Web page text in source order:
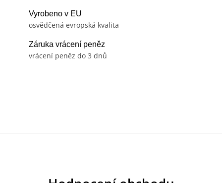
Vyrobeno v EU
osvědčená evropská kvalita
Záruka vrácení peněz
vrácení peněz do 3 dnů